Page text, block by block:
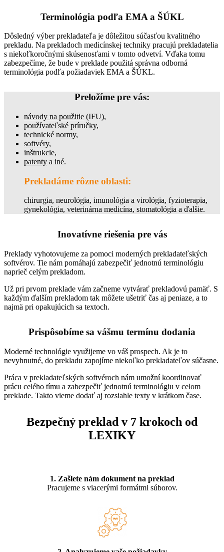
Terminológia podľa EMA a ŠÚKL
Dôsledný výber prekladateľa je dôležitou súčasťou kvalitného
prekladu. Na prekladoch medicínskej techniky pracujú prekladatelia
s niekoľkoročnými skúsenosťami v tomto odvetví. Vďaka tomu
zabezpečíme, že bude v preklade použitá správna odborná
terminológia podľa požiadaviek EMA a ŠÚKL.
Preložíme pre vás:
návody na použitie (IFU),
používateľské príručky,
technické normy,
softvéry,
inštrukcie,
patenty a iné.
Prekladáme rôzne oblasti:
chirurgia, neurológia, imunológia a virológia, fyzioterapia,
gynekológia, veterinárna medicína, stomatológia a ďalšie.
Inovatívne riešenia pre vás
Preklady vyhotovujeme za pomoci moderných prekladateľských
softvérov. Tie nám pomáhajú zabezpečiť jednotnú terminológiu
naprieč celým prekladom.
Už pri prvom preklade vám začneme vytvárať prekladovú pamäť. S
každým ďalším prekladom tak môžete ušetriť čas aj peniaze, a to
najmä pri opakujúcich sa textoch.
Prispôsobíme sa vášmu termínu dodania
Moderné technológie využijeme vo váš prospech. Ak je to
nevyhnutné, do prekladu zapojíme niekoľko prekladateľov súčasne.
Práca v prekladateľských softvéroch nám umožní koordinovať
prácu celého tímu a zabezpečiť jednotnú terminológiu v celom
preklade. Takto vieme dodať aj rozsiahle texty v krátkom čase.
Bezpečný preklad v 7 krokoch od
LEXIKY
1. Zašlete nám dokument na preklad
Pracujeme s viacerými formátmi súborov.